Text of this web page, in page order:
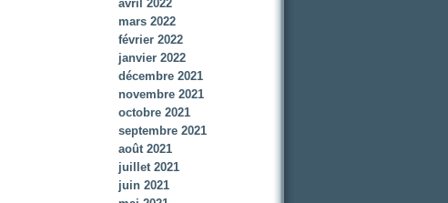
avril 2022
mars 2022
février 2022
janvier 2022
décembre 2021
novembre 2021
octobre 2021
septembre 2021
août 2021
juillet 2021
juin 2021